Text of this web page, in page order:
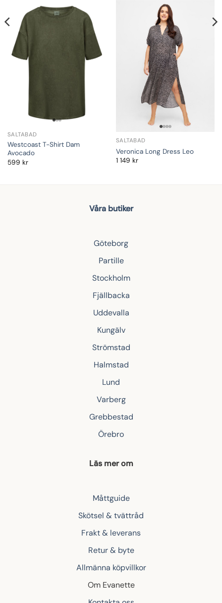
SALTABAD
Westcoast T-Shirt Dam
Avocado
599 kr
SALTABAD
Veronica Long Dress Leo
1 149 kr
Våra butiker
Göteborg
Partille
Stockholm
Fjällbacka
Uddevalla
Kungälv
Strömstad
Halmstad
Lund
Varberg
Grebbestad
Örebro
Läs mer om
Måttguide
Skötsel & tvättråd
Frakt & leverans
Retur & byte
Allmänna köpvillkor
Om Evanette